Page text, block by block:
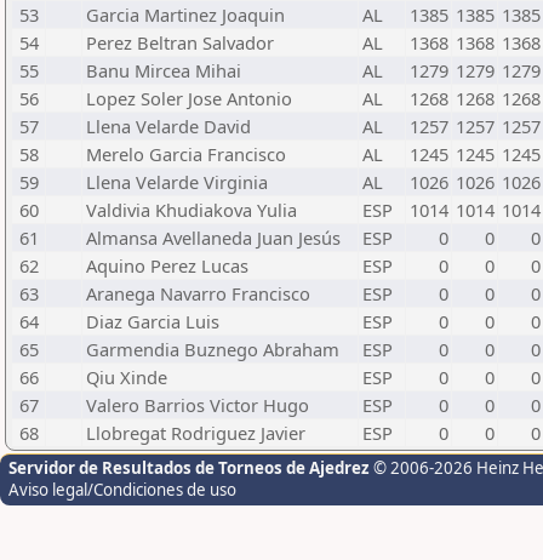
53
Garcia Martinez Joaquin AL 1385 1385 1385
54
Perez Beltran Salvador AL 1368 1368 1368
55
Banu Mircea Mihai AL 1279 1279 1279
56
Lopez Soler Jose Antonio AL 1268 1268 1268
57
Llena Velarde David AL 1257 1257 1257
58
Merelo Garcia Francisco AL 1245 1245 1245
59
Llena Velarde Virginia AL 1026 1026 1026
60
Valdivia Khudiakova Yulia ESP 1014 1014 1014
61
Almansa Avellaneda Juan Jesús ESP 0 0
0
62
Aquino Perez Lucas ESP 0 0
0
63
Aranega Navarro Francisco ESP 0 0
0
64
Diaz Garcia Luis ESP 0 0
0
65
Garmendia Buznego Abraham ESP 0 0
0
66
Qiu Xinde ESP 0 0
0
67
Valero Barrios Victor Hugo ESP 0 0
0
68
Llobregat Rodriguez Javier ESP 0 0 0
Servidor de Resultados de Torneos de Ajedrez © 2006-2026 Heinz
Aviso legal/Condiciones de uso